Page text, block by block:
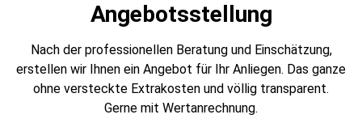
Angebotsstellung
Nach der professionellen Beratung und Einschätzung,
erstellen wir Ihnen ein Angebot für Ihr Anliegen. Das ganze
ohne versteckte Extrakosten und völlig transparent.
Gerne mit Wertanrechnung.